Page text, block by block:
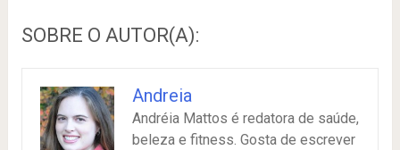
SOBRE O AUTOR(A):
Andreia
Andréia Mattos é redatora de saúde,
beleza e fitness. Gosta de escrever